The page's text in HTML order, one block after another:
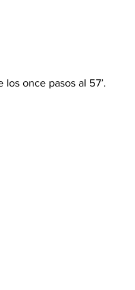
once pasos al 57’.